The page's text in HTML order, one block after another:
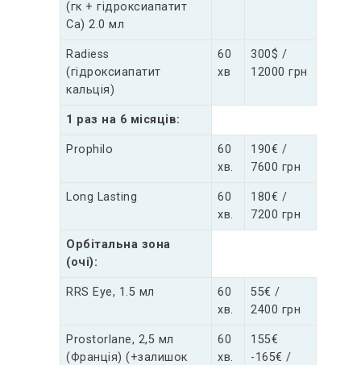
(гк + гідроксиапатит
Са) 2.0 мл
Radiess
(гідроксиапатит
кальція)
60
хв
300$ /
12000 грн
1 раз на 6 місяців:
Prophilo
60
хв.
190€ /
7600 грн
Long Lasting
60
хв.
180€ /
7200 грн
Орбітальна зона
(очі):
RRS Eye, 1.5 мл
60
хв.
55€ /
2400 грн
Prostorlane, 2,5 мл
(Франція) (+залишок
60
хв.
155€
-165€ /